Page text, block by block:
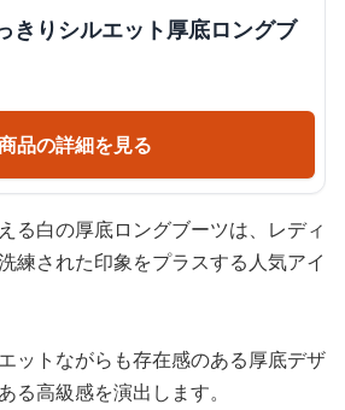
りシルエット厚底ロングブ
品の詳細を見る
る白の厚底ロングブーツは、レディ
練された印象をプラスする人気アイ
ットながらも存在感のある厚底デザ
る高級感を演出します。